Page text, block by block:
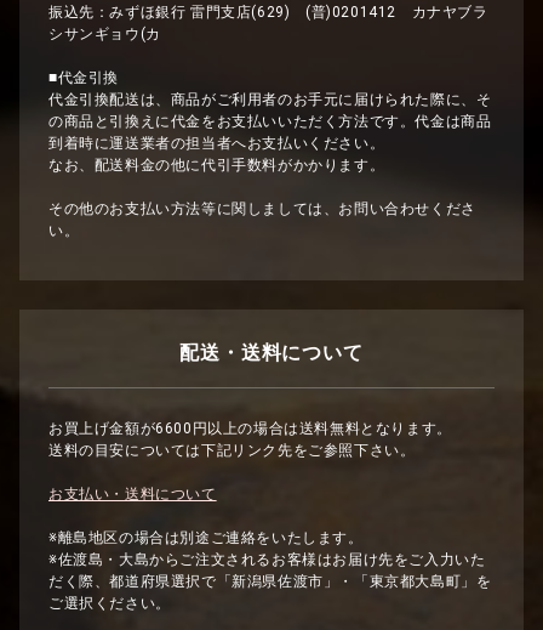
振込先：みずほ銀行 雷門支店(629) (普)0201412 カナヤブラ
シサンギョウ(カ
■代金引換
代金引換配送は、商品がご利用者のお手元に届けられた際に、そ
の商品と引換えに代金をお支払いいただく方法です。代金は商品
到着時に運送業者の担当者へお支払いください。
なお、配送料金の他に代引手数料がかかります。
その他のお支払い方法等に関しましては、お問い合わせくださ
い。
配送・送料について
お買上げ金額が6600円以上の場合は送料無料となります。
送料の目安については下記リンク先をご参照下さい。
お支払い・送料について
※離島地区の場合は別途ご連絡をいたします。
※佐渡島・大島からご注文されるお客様はお届け先をご入力いた
だく際、都道府県選択で「新潟県佐渡市」・「東京都大島町」を
ご選択ください。